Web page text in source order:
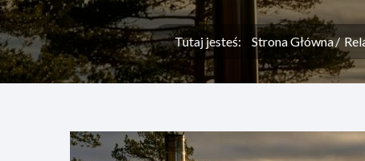
Tutaj jesteś: Strona Główna